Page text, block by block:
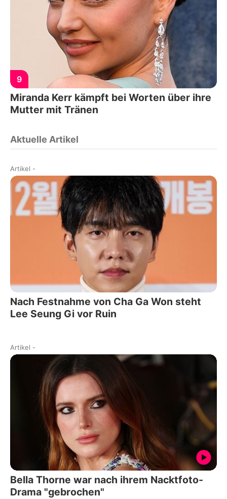
9
Miranda Kerr kämpft bei Worten über ihre
Mutter mit Tränen
Aktuelle Artikel
Artikel -
Nach Festnahme von Cha Ga Won steht
Lee Seung Gi vor Ruin
Artikel -
Bella Thorne war nach ihrem Nacktfoto-
Drama "gebrochen"